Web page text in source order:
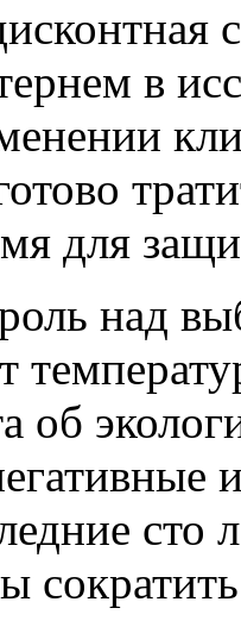
в
для
над
об
сто